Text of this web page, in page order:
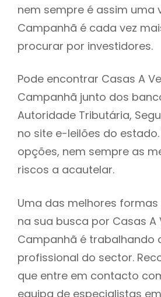
nem sempre é assim uma
Campanhã é cada vez
procurar por investidores.
Pode encontrar Casas A
Campanhã junto dos
Autoridade Tributária,
no site e-leilões do
opções, nem sempre as
riscos a acautelar.
Uma das melhores
na sua busca por Casas A
Campanhã é trabalhando
profissional do sector.
que entre em contacto
equipa de especialistas